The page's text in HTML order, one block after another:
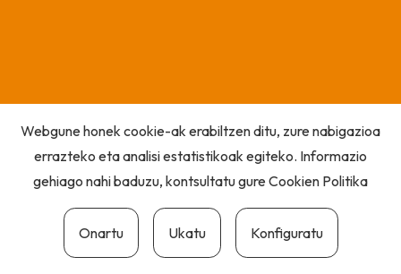
Webgune honek cookie-ak erabiltzen ditu, zure nabigazioa
errazteko eta analisi estatistikoak egiteko. Informazio
gehiago nahi baduzu, kontsultatu gureCookien Politika
Onartu Ukatu Konfiguratu